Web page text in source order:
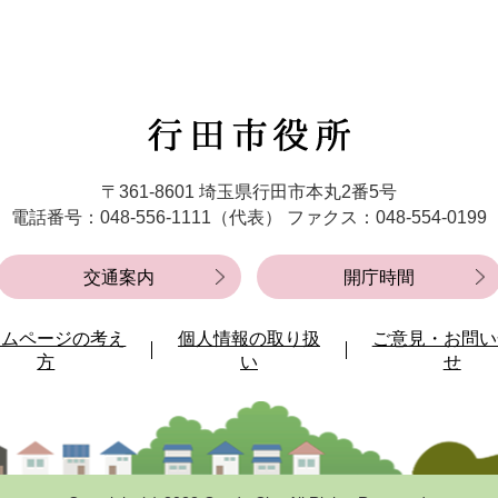
行
田
役
所
〒361-8601 埼玉県行田市本丸2番5号
電話番号：048-556-1111（代表）
ファクス：048-554-0199
交通案内 開庁時間
ページの考え
方
個人情報の取り扱
い
ご意見・お問
せ